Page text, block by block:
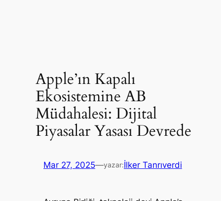
Apple’ın Kapalı
Ekosistemine AB
Müdahalesi: Dijital
Piyasalar Yasası Devrede
Mar 27, 2025—yazar:İlker Tanrıverdi